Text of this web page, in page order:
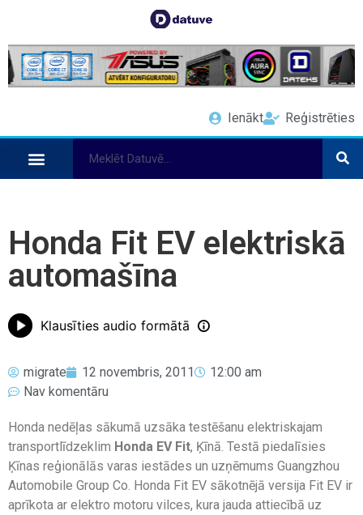
Ienākt Reģistrēties
Honda Fit EV elektriskā
automašīna
Klausīties audio formātā
migrate 12 novembris, 2011
12:00 am
Nav komentāru
Honda nedēļas sākumā uzsāka testēšanu elektriskajam
transportlīdzeklim Honda EV Fit, Ķīnā. Testā piedalīsies
Ķīnas reģionālās varas iestādes un uzņēmums Guangzhou
Automobile Group Co. Honda Fit EV sākotnējā versija Fit EV ir
aprīkota ar elektro motoru vilces, kura jauda attiecībā uz